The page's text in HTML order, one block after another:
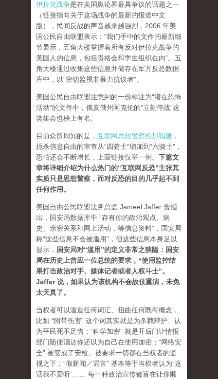
伊拉克战争是在美国舆论界最具争议的话题之一
（链接指向关于这场战争的最新的报道中文
版），民间反战的声音越来越强烈，2006 年美
国公民自由联盟表示：“我们手中的文件的最新细
节显示，五角大楼掌握着所有反对伊拉克战争的
美国人的信息，包括贵格会和学生组织在内”。五
角大楼通过收集这些信息并储存在军方反恐数据
库中，以“密切监视非暴力抗议者”。
美国公民自由联盟注意到的一份标注为“潜在恐怖
活动”的文件中，俄亥俄州阿克伦的“立刻停战”这
类集会也榜上有名。
目前众所周知的是， 互联网思想警察愈加猖獗 ，
扼杀信息自由的审查从“四骑士”增加到“六骑士”，
恐怕还会不断增长，上面链接仅举一例。 下篇文
章将详细介绍为什么热门的“互联网反恐”主张其
实质只是思想警察，而对反恐的目的几乎起不到
任何作用。
美国自由公民联盟法务总监 Jameel Jaffer 曾指
出，国安局数据库中 “存有你的政治观点、病
史、亲密关系和网上活动，等信息资料”，国安局
称“这些信息不会被滥用”，但这些信息本身足以
显示， 国安局对“滥用”的定义非常之狭隘：国安
局在历史上曾应一位总统的要求，“使用监控结
果打击政治对手、媒体记者或者人权斗士”。
Jaffer 说，如果认为该机构不会故伎重演，未免
太天真了。
当权者可以滥造任何词汇、扭曲任何既有概念，
比如 “附带伤害” 这个词其实就是为杀戮辩护、认
为平民死不足惜；“科学加密” 就是开后门让情报
部门随便溜达你还以为自己在使用加密；“网络安
全” 被变成了安检、被要求一切都在当权者的监
视之下；“假新闻／谣言” 基本等于当权者认为“这
话我不爱听”…… 每一种政治宣传都旨在让你顺